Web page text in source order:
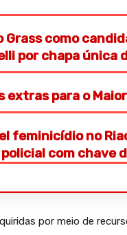
como
por chapa única
extras para o
feminicídio no
com chave
por meio de